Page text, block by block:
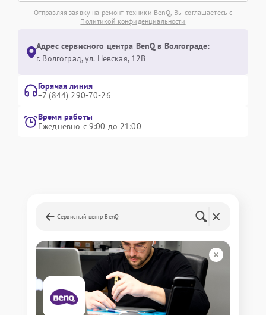
Отправляя заявку на ремонт техники BenQ, Вы соглашаетесь с
Политикой конфиденциальности
Адрес сервисного центра BenQ в Волгограде:
г. Волгоград, ул. Невская, 12В
Горячая линия
+7 (844) 290-70-26
Время работы
Ежедневно с 9:00 до 21:00
Сервисный центр BenQ